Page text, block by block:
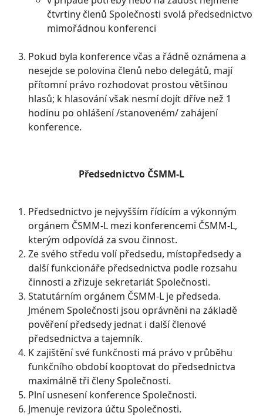
čtvrtiny členů Společnosti svolá předsednictvo
mimořádnou konferenci
Pokud byla konference včas a řádně oznámena a
nesejde se polovina členů nebo delegátů, mají
přítomní právo rozhodovat prostou většinou
hlasů; k hlasování však nesmí dojít dříve než 1
hodinu po ohlášení /stanoveném/ zahájení
konference.
Předsednictvo ČSMM-L
Předsednictvo je nejvyšším řídícím a výkonným
orgánem ČSMM-L mezi konferencemi ČSMM-L,
kterým odpovídá za svou činnost.
Ze svého středu volí předsedu, místopředsedy a
další funkcionáře předsednictva podle rozsahu
činnosti a zřizuje sekretariát Společnosti.
Statutárním orgánem ČSMM-L je předseda.
Jménem Společnosti jsou oprávněni na základě
pověření předsedy jednat i další členové
předsednictva a tajemník.
K zajištění své funkčnosti má právo v průběhu
funkčního období kooptovat do předsednictva
maximálně tři členy Společnosti.
Plní usnesení konference Společnosti.
Jmenuje revizora účtu Společnosti.